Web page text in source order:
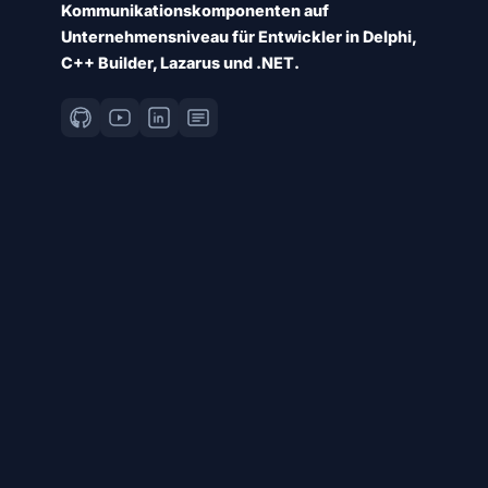
Kommunikationskomponenten auf
Unternehmensniveau für Entwickler in Delphi,
C++ Builder, Lazarus und .NET.